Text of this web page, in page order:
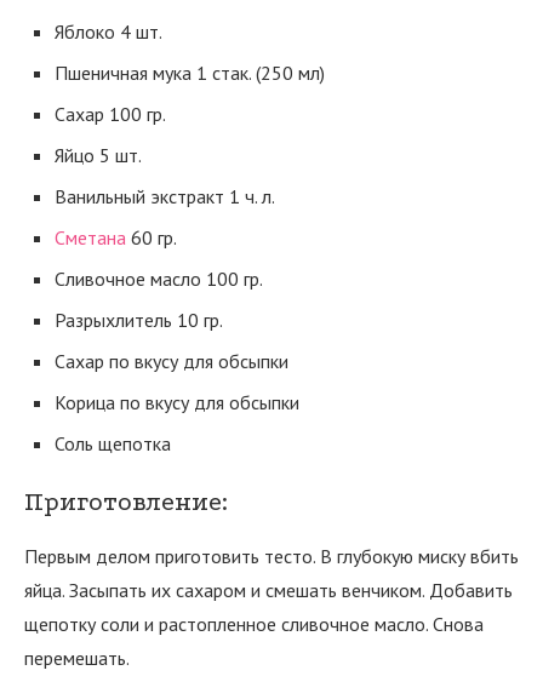
Яблоко 4 шт.
Пшеничная мука 1 стак. (250 мл)
Сахар 100 гр.
Яйцо 5 шт.
Ванильный экстракт 1 ч. л.
Сметана 60 гр.
Сливочное масло 100 гр.
Разрыхлитель 10 гр.
Сахар по вкусу для обсыпки
Корица по вкусу для обсыпки
Соль щепотка
Приготовление:
Первым делом приготовить тесто. В глубокую миску вбить
яйца. Засыпать их сахаром и смешать венчиком. Добавить
щепотку соли и растопленное сливочное масло. Снова
перемешать.